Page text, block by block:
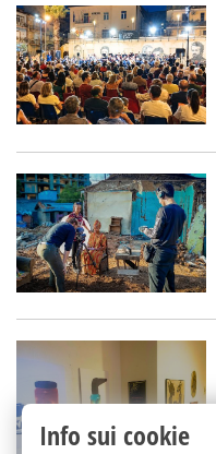
Info sui cookie